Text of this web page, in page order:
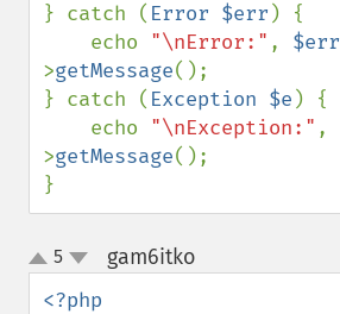
} catch ( Error $err ) {
    echo
"\nError:" , $err
>getMessage();
} catch ( Exception $e ) {
    echo
"\nException:" ,
>getMessage();
}
up
down
5 gam6itko¶
<?php